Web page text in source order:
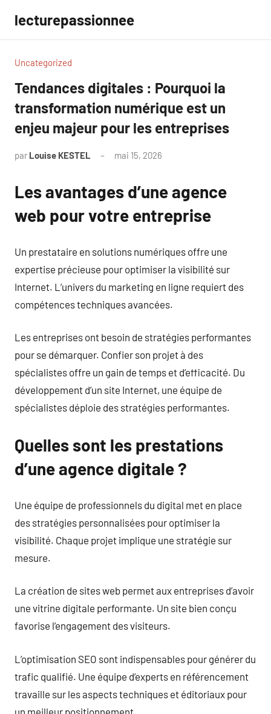
contenu
lecturepassionnee
Uncategorized
Tendances digitales : Pourquoi la
transformation numérique est un
enjeu majeur pour les entreprises
par Louise KESTEL mai 15, 2026
Les avantages d’une agence
web pour votre entreprise
Un prestataire en solutions numériques offre une
expertise précieuse pour optimiser la visibilité sur
Internet. L’univers du marketing en ligne requiert des
compétences techniques avancées.
Les entreprises ont besoin de stratégies performantes
pour se démarquer. Confier son projet à des
spécialistes offre un gain de temps et d’efficacité. Du
développement d’un site Internet, une équipe de
spécialistes déploie des stratégies performantes.
Quelles sont les prestations
d’une agence digitale ?
Une équipe de professionnels du digital met en place
des stratégies personnalisées pour optimiser la
visibilité. Chaque projet implique une stratégie sur
mesure.
La création de sites web permet aux entreprises d’avoir
une vitrine digitale performante. Un site bien conçu
favorise l’engagement des visiteurs.
L’optimisation SEO sont indispensables pour générer du
trafic qualifié. Une équipe d’experts en référencement
travaille sur les aspects techniques et éditoriaux pour
un meilleur positionnement.